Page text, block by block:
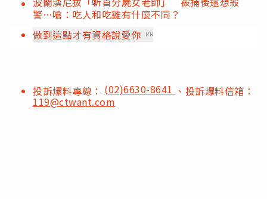
警…嗆：吃人和吃雞有什麼不同？
做到這點才有資格說愛你 PR
投訴爆料專線： (02)6630-8641 、投訴爆料信箱：
119@ctwant.com